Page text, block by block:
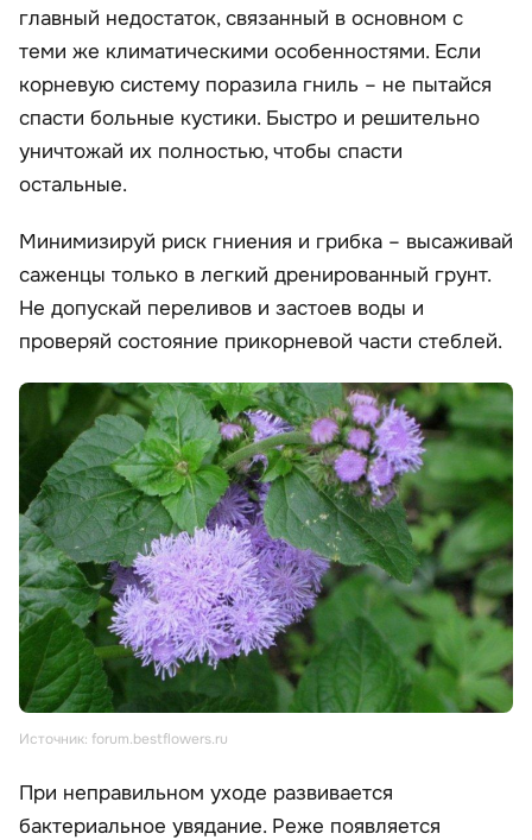
главный недостаток, связанный в основном с
теми же климатическими особенностями. Если
корневую систему поразила гниль – не пытайся
спасти больные кустики. Быстро и решительно
уничтожай их полностью, чтобы спасти
остальные.
Минимизируй риск гниения и грибка – высаживай
саженцы только в легкий дренированный грунт.
Не допускай переливов и застоев воды и
проверяй состояние прикорневой части стеблей.
Источник: forum.bestflowers.ru
При неправильном уходе развивается
бактериальное увядание. Реже появляется